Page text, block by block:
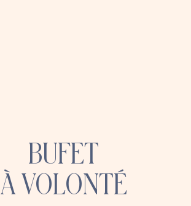
BUFET
À VOLONTÉ